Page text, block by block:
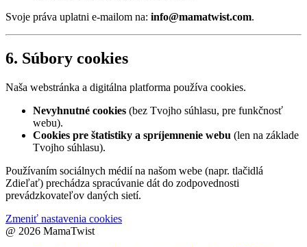
Svoje práva uplatni e-mailom na: info@mamatwist.com.
6. Súbory cookies
Naša webstránka a digitálna platforma používa cookies.
Nevyhnutné cookies (bez Tvojho súhlasu, pre funkčnosť
webu).
Cookies pre štatistiky a spríjemnenie webu (len na základe
Tvojho súhlasu).
Používaním sociálnych médií na našom webe (napr. tlačidlá
Zdieľať) prechádza spracúvanie dát do zodpovednosti
prevádzkovateľov daných sietí.
Zmeniť nastavenia cookies
@ 2026 MamaTwist